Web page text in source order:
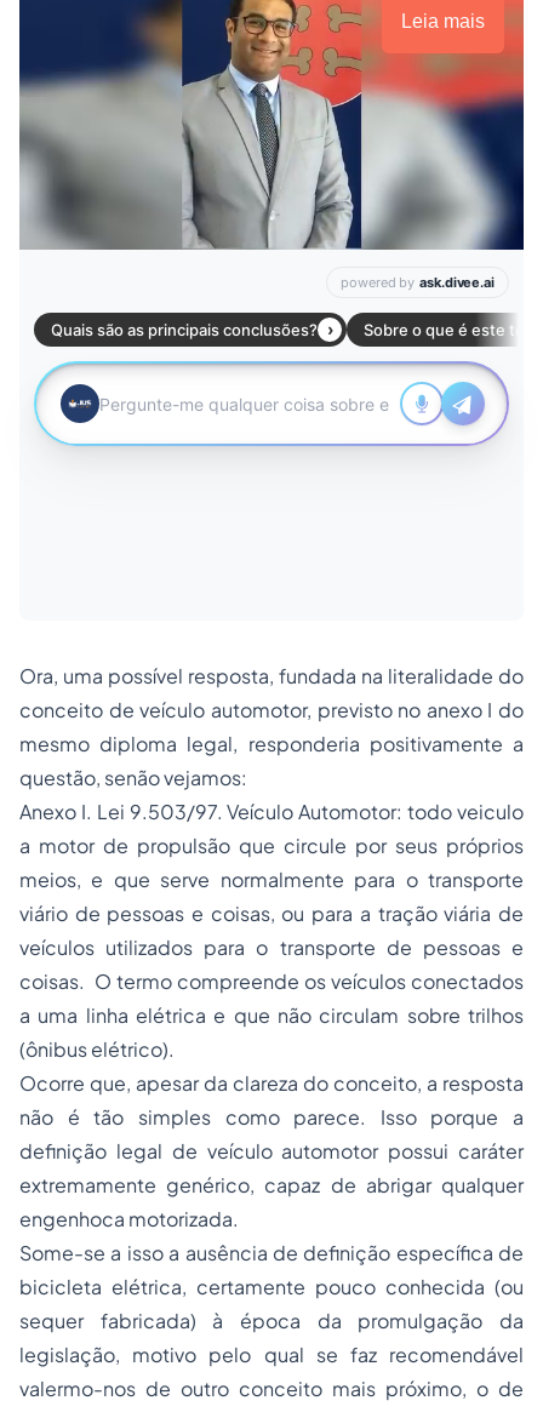
Leia mais
Ora, uma possível resposta, fundada na literalidade do
conceito de veículo automotor, previsto no anexo I do
mesmo diploma legal, responderia positivamente a
questão, senão vejamos:
Anexo I. Lei 9.503/97. Veículo Automotor: todo veiculo
a motor de propulsão que circule por seus próprios
meios, e que serve normalmente para o transporte
viário de pessoas e coisas, ou para a tração viária de
veículos utilizados para o transporte de pessoas e
coisas. O termo compreende os veículos conectados
a uma linha elétrica e que não circulam sobre trilhos
(ônibus elétrico).
Ocorre que, apesar da clareza do conceito, a resposta
não é tão simples como parece. Isso porque a
definição legal de veículo automotor possui caráter
extremamente genérico, capaz de abrigar qualquer
engenhoca motorizada.
Some-se a isso a ausência de definição específica de
bicicleta elétrica, certamente pouco conhecida (ou
sequer fabricada) à época da promulgação da
legislação, motivo pelo qual se faz recomendável
valermo-nos de outro conceito mais próximo, o de